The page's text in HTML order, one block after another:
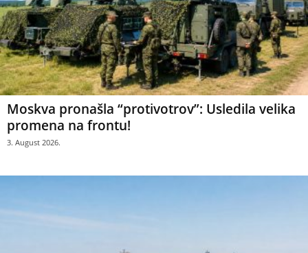
Moskva pronašla “protivotrov”: Usledila velika
promena na frontu!
3. August 2026.